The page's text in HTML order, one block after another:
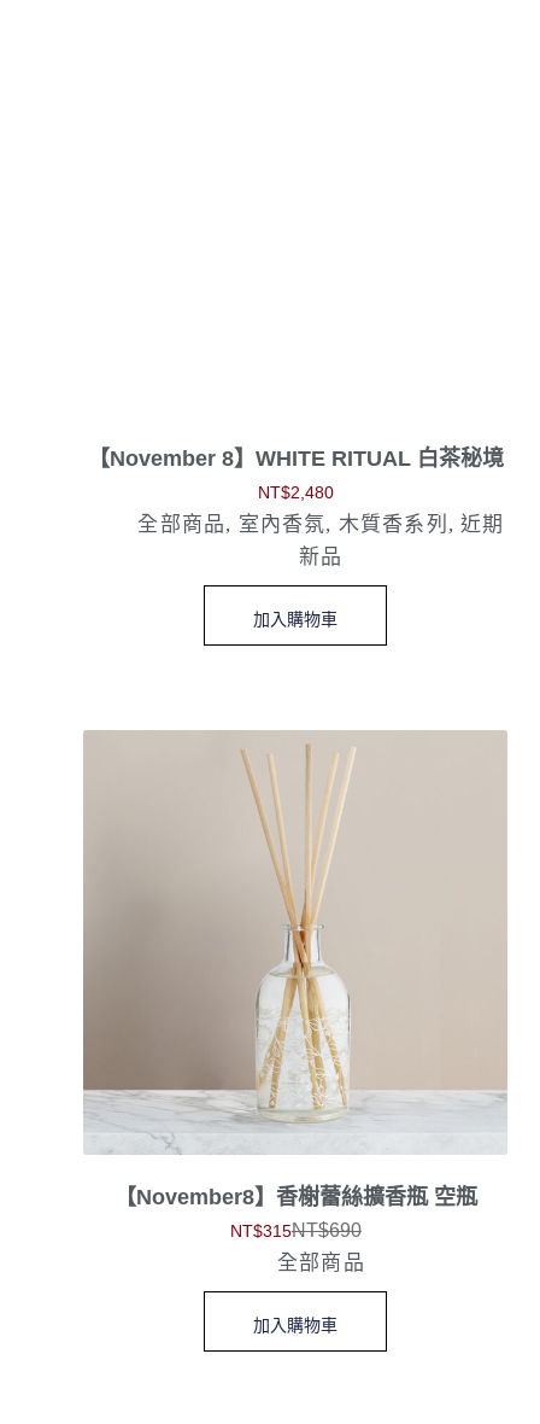
【November 8】WHITE RITUAL 白茶秘境
NT$2,480
全部商品, 室內香氛, 木質香系列 ,近期
新品
加入購物車
【November8】香榭蕾絲擴香瓶 空瓶
NT$690
NT$315
全部商品
加入購物車